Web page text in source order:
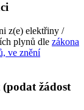
z(e) elektřiny /
plynů dle zákona
ve znění
žádost